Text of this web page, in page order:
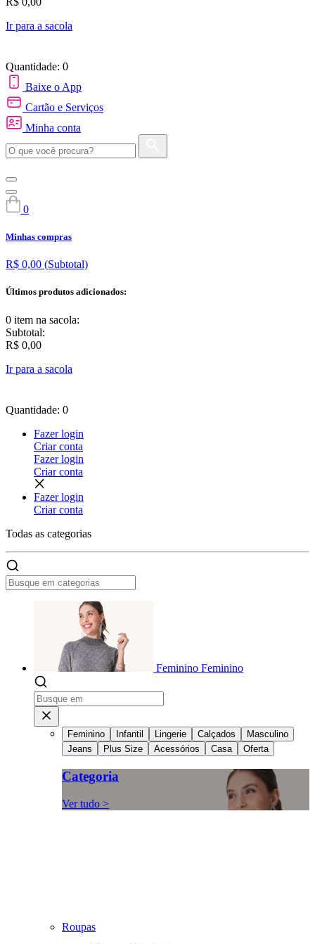
Ir para a sacola
Quantidade: 0
Baixe o App
Cartão e Serviços
Minha conta
0
Minhas compras
R$ 0,00 (Subtotal)
Últimos produtos adicionados:
0 item na sacola:
Subtotal:
R$ 0,00
Ir para a sacola
Quantidade: 0
Fazer login
Criar conta
Fazer login
Criar conta
Fazer login
Criar conta
Todas as categorias
Feminino Feminino
Feminino Infantil Lingerie Calçados
Masculino
Jeans
Plus Size Acessórios Casa Oferta
Categoria
Ver tudo >
Roupas